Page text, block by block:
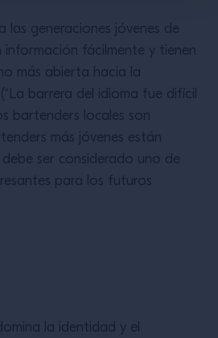
las generaciones jóvenes de
fácilmente y tienen
más abierta hacia la
barrera del idioma fue difícil
bartenders locales son
más jóvenes están
debe ser considerado uno de
para los futuros
la identidad y el